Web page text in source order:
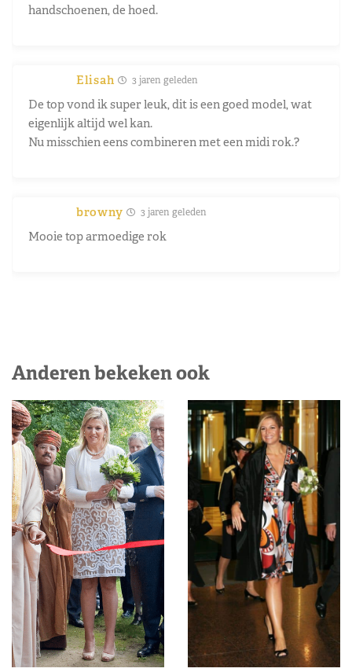
handschoenen, de hoed.
Elisah 3 jaren geleden
De top vond ik super leuk, dit is een goed model, wat
eigenlijk altijd wel kan.
Nu misschien eens combineren met een midi rok.?
browny 3 jaren geleden
Mooie top armoedige rok
Anderen bekeken ook